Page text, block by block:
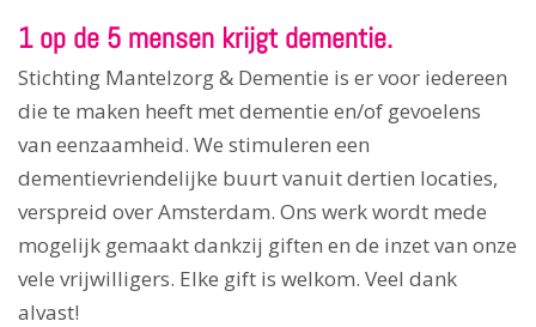
1 op de 5 mensen krijgt dementie.
Stichting Mantelzorg & Dementie is er voor iedereen
die te maken heeft met dementie en/of gevoelens
van eenzaamheid. We stimuleren een
dementievriendelijke buurt vanuit dertien locaties,
verspreid over Amsterdam. Ons werk wordt mede
mogelijk gemaakt dankzij giften en de inzet van onze
vele vrijwilligers. Elke gift is welkom. Veel dank
alvast!